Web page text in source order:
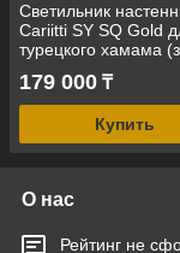
Светильник
Cariitti SY SQ Gold
турецкого хамама
IP67, 1 Вт, без
света)
179 000 ₸
Купить
О нас
Рейтинг не